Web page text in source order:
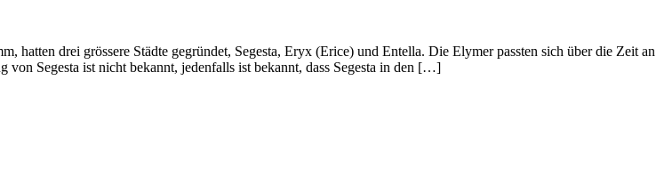
hatten drei grössere Städte gegründet, Segesta, Eryx (Erice) und Entella. Die Elymer passten sich über die Zeit an
Segesta ist nicht bekannt, jedenfalls ist bekannt, dass Segesta in den […]